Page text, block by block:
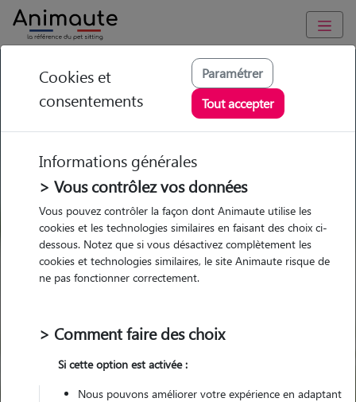
GARDE ANIMAUX à Le Pecq : Garde chien et chat en famille ou
à domicile, visites et promenades
Trouvez une garde animaux à
Le Pecq
Parmi nos 19 pet-sitters à Le Pecq
Garde
chez le Pet Sitter
Garde
chez le Pet Sitter
Cookies et
consentements
Paramétrer
Tout accepter
Informations générales
> Vous contrôlez vos données
Vous pouvez contrôler la façon dont Animaute utilise les
cookies et les technologies similaires en faisant des choix ci-
dessous. Notez que si vous désactivez complètement les
cookies et technologies similaires, le site Animaute risque de
ne pas fonctionner correctement.
> Comment faire des choix
Si cette option est activée :
Nous pouvons améliorer votre expérience en adaptant